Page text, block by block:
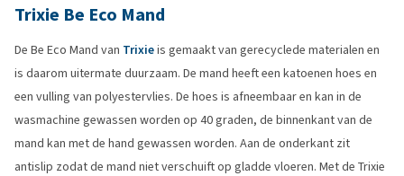
Trixie Be Eco Mand
De Be Eco Mand van Trixieis gemaakt van gerecyclede materialen en
is daarom uitermate duurzaam. De mand heeft een katoenen hoes en
een vulling van polyestervlies. De hoes is afneembaar en kan in de
wasmachine gewassen worden op 40 graden, de binnenkant van de
mand kan met de hand gewassen worden. Aan de onderkant zit
antislip zodat de mand niet verschuift op gladde vloeren. Met de Trixie